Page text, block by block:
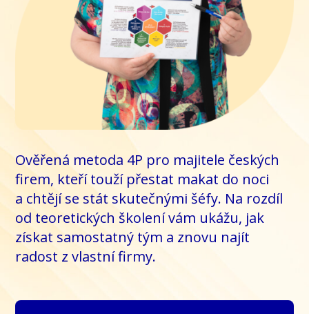
Ověřená metoda 4P pro majitele českých
firem, kteří touží přestat makat do noci
a chtějí se stát skutečnými šéfy. Na rozdíl
od teoretických školení vám ukážu, jak
získat samostatný tým a znovu najít
radost z vlastní firmy.